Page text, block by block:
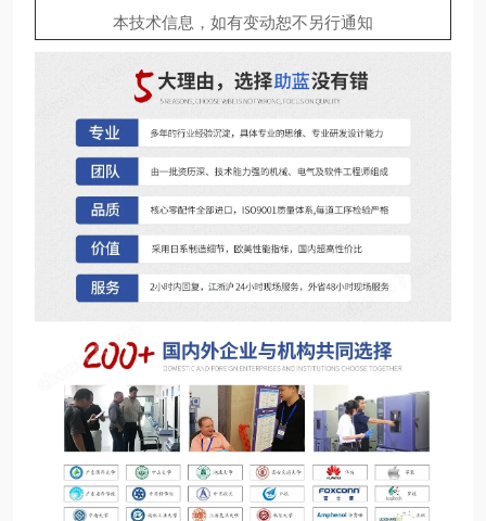
本技术信息，如有变动恕不另行通知